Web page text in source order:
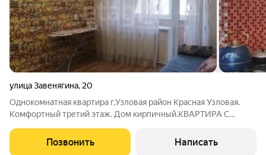
улица Завенягина, 20
Однокомнатная квартира г,Узловая район Красная Узловая.
Комфортный третий этаж. Дом кирпичный.КВАРТИРА С
регулировать температуру в любое время, экономия
коммунальных платежей. Косметический ремонт.
Позвонить Написать